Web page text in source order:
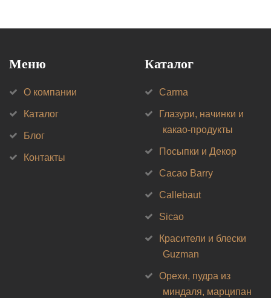
Меню
О компании
Каталог
Блог
Контакты
Каталог
Carma
Глазури, начинки и
какао-продукты
Посыпки и Декор
Cacao Barry
Callebaut
Sicao
Красители и блески
Guzman
Орехи, пудра из
миндаля, марципан